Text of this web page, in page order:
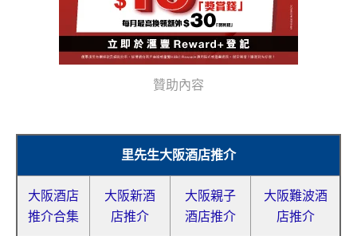
贊助內容
里先生大阪酒店推介
大阪酒店
推介合集
大阪新酒
店推介
大阪親子
酒店推介
大阪難波酒
店推介